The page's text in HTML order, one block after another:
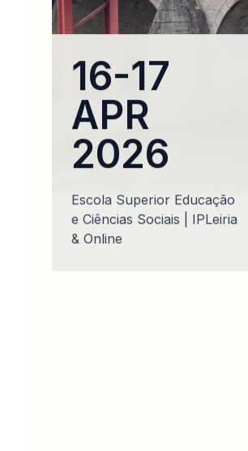
16-17
APR
2026
Escola Superior Educação
e Ciências Sociais | IPLeiria
& Online